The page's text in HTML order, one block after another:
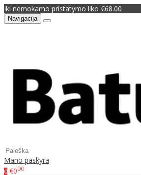
Iki nemokamo pristatymo liko €68.00
Navigacija
Mano paskyra
0 €000